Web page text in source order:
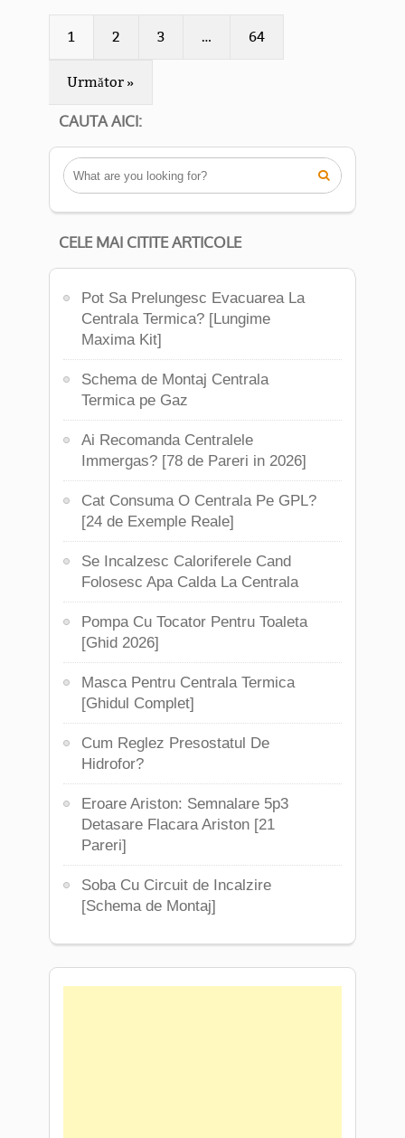
1 2 3 … 64
Următor »
CAUTA AICI:

CELE MAI CITITE ARTICOLE
Pot Sa Prelungesc Evacuarea La
Centrala Termica? [Lungime
Maxima Kit]
Schema de Montaj Centrala
Termica pe Gaz
Ai Recomanda Centralele
Immergas? [78 de Pareri in 2026]
Cat Consuma O Centrala Pe GPL?
[24 de Exemple Reale]
Se Incalzesc Caloriferele Cand
Folosesc Apa Calda La Centrala
Pompa Cu Tocator Pentru Toaleta
[Ghid 2026]
Masca Pentru Centrala Termica
[Ghidul Complet]
Cum Reglez Presostatul De
Hidrofor?
Eroare Ariston: Semnalare 5p3
Detasare Flacara Ariston [21
Pareri]
Soba Cu Circuit de Incalzire
[Schema de Montaj]